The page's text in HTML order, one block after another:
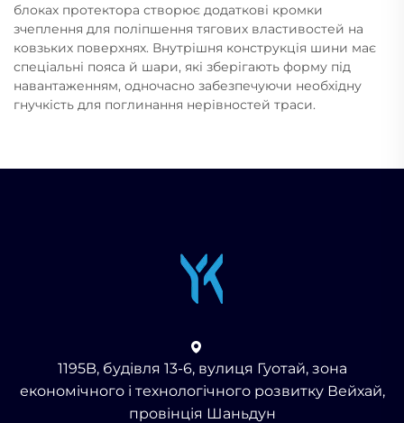
блоках протектора створює додаткові кромки
зчеплення для поліпшення тягових властивостей на
ковзьких поверхнях. Внутрішня конструкція шини має
спеціальні пояса й шари, які зберігають форму під
навантаженням, одночасно забезпечуючи необхідну
гнучкість для поглинання нерівностей траси.
1195B, будівля 13-6, вулиця Гуотай, зона
економічного і технологічного розвитку Вейхай,
провінція Шаньдун